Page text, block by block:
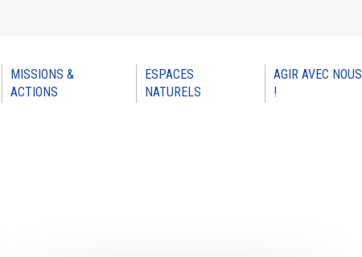
MISSIONS &
ACTIONS
ESPACES
NATURELS
AGIR AVEC NOUS
!